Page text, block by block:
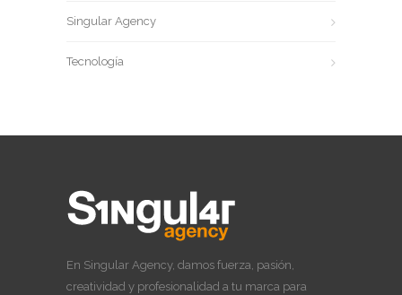
Singular Agency
Tecnología
En Singular Agency, damos fuerza, pasión,
creatividad y profesionalidad a tu marca para